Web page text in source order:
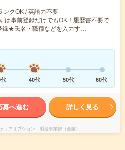
ンクOK / 英語力不要
は事前登録だけでもOK！履歴書不要で
録★氏名・職種などを入力す…
40代 50代 60代
募へ進む 詳しく見る
リアオプション 製造事業部（全国）